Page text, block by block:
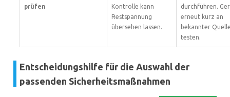
prüfen
Kontrolle kann
Restspannung
übersehen lassen.
durchführen.
erneut kurz an
bekannter
testen.
Entscheidungshilfe für die Auswahl der
passenden Sicherheitsmaßnahmen